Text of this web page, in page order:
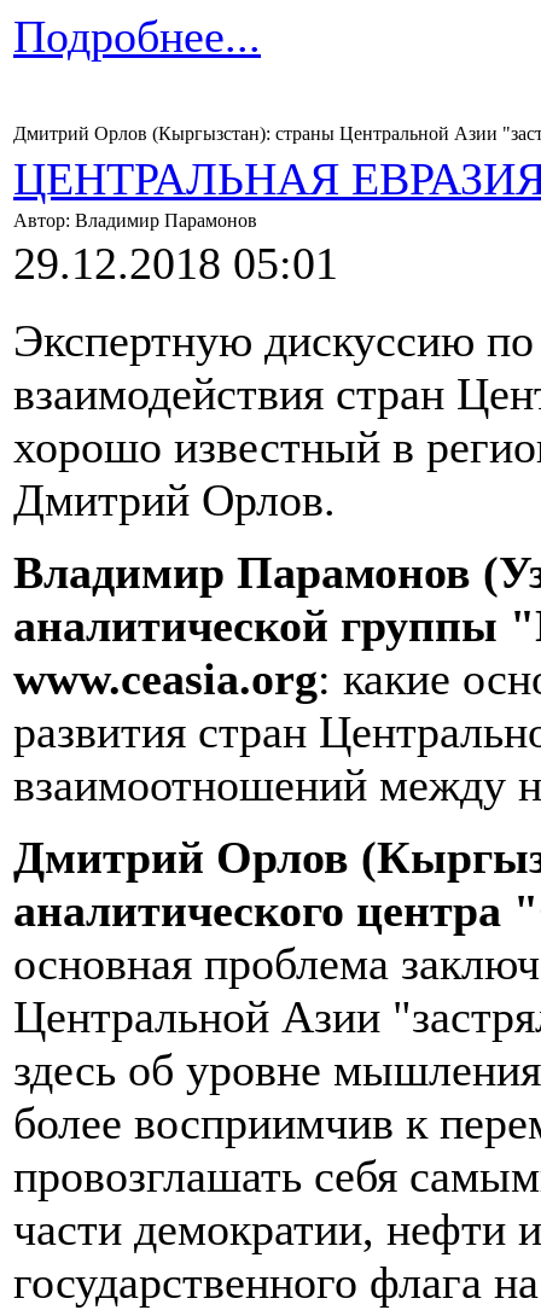
Подробнее...
Дмитрий Орлов (Кыргызстан): страны Центральной Азии
ЦЕНТРАЛЬНАЯ
Автор: Владимир Парамонов
29.12.2018 05:01
Экспертную дискуссию
взаимодействия стран
хорошо известный в
Дмитрий Орлов.
Владимир Парамонов
аналитической группы
www.ceasia.org: какие
развития стран
взаимоотношений между
Дмитрий Орлов
аналитического центра
основная проблема
Центральной Азии
здесь об уровне
более восприимчив к
провозглашать себя
части демократии, нефти
государственного флага